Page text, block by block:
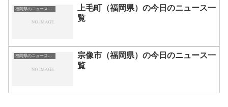
上毛町（福岡県）の今日のニュース一
覧
福岡県のニュース一覧
宗像市（福岡県）の今日のニュース一
覧